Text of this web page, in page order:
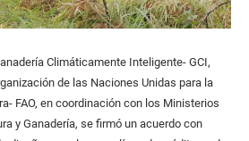
Climáticamente Inteligente- GCI,
de las Naciones Unidas para la
FAO, en coordinación con los Ministerios
y Ganadería, se firmó un acuerdo con